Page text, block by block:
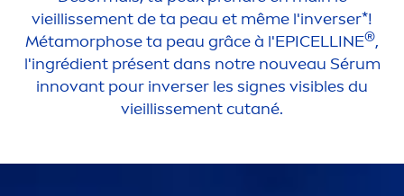
vieillissement de ta peau et même l'inverser*!
Métamorphose ta peau grâce à l'EPICELLINE®,
l'ingrédient présent dans notre nouveau Sérum
innovant pour inverser les signes visibles du
vieillissement cutané.